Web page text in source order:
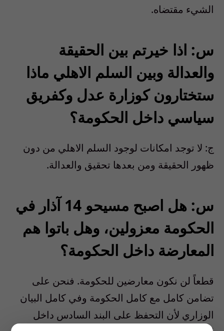
الشيء مقتضاه.
س: اذا خيرتم بين الحقيقة
والعدالة وبين السلم الاهلي ماذا
ستختارون كوزارة عدل وكفريق
سياسي داخل الحكومة؟
ج: لا توجد امكانات لوجود السلم الاهلي من دون
ظهور الحقيقة ومن بعدها تحقيق والعدالة.
س: هل اصبح مسيحو 14 آذار في
الحكومة معزولين، وهل باتوا هم
المعارضة داخل الحكومة؟
قطعاً لن نكون معارضين للحكومة. فنحن على
تضامن كامل مع كامل الحكومة وفي كامل البيان
الوزاري لأن التحفظ على البند السادس داخل